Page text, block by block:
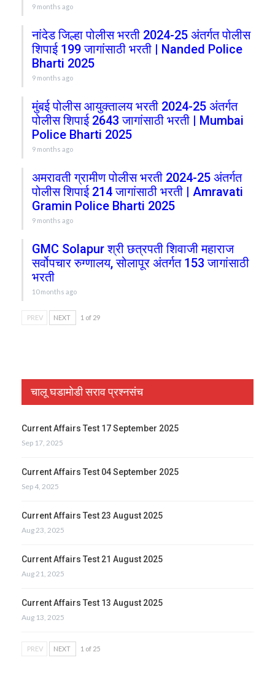
9 months ago
नांदेड जिल्हा पोलीस भरती 2024-25 अंतर्गत पोलीस
शिपाई 199 जागांसाठी भरती | Nanded Police
Bharti 2025
9 months ago
मुंबई पोलीस आयुक्तालय भरती 2024-25 अंतर्गत
पोलीस शिपाई 2643 जागांसाठी भरती | Mumbai
Police Bharti 2025
9 months ago
अमरावती ग्रामीण पोलीस भरती 2024-25 अंतर्गत
पोलीस शिपाई 214 जागांसाठी भरती | Amravati
Gramin Police Bharti 2025
9 months ago
GMC Solapur श्री छत्रपती शिवाजी महाराज
सर्वोपचार रुग्णालय, सोलापूर अंतर्गत 153 जागांसाठी
भरती
10 months ago
PREV NEXT 1 of 29
चालू घडामोडी सराव प्रश्नसंच
Current Affairs Test 17 September 2025
Sep 17, 2025
Current Affairs Test 04 September 2025
Sep 4, 2025
Current Affairs Test 23 August 2025
Aug 23, 2025
Current Affairs Test 21 August 2025
Aug 21, 2025
Current Affairs Test 13 August 2025
Aug 13, 2025
PREV NEXT 1 of 25